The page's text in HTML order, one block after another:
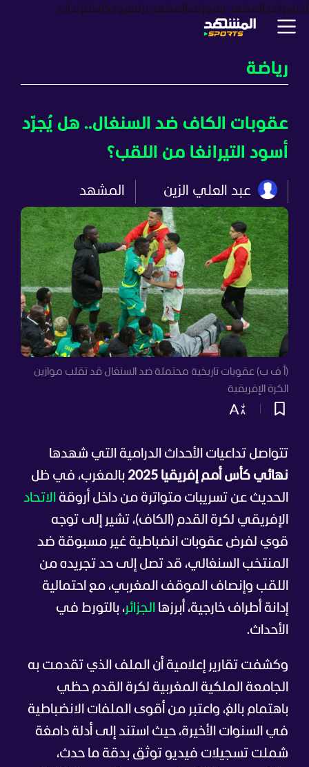
أخبار برامجالمشهد سبورتسالمشهد بزنسبودكاستترندات
رياضة
عقوبات الكاف ضد السنغال.. هل يُجرّد
أسود التيرانغا من اللقب؟
عبد العلي الزين المشهد
(أ ف ب) عقوبات تاريخية محتملة ضد السنغال قد تقلب موازين
الكرة الإفريقية
تتواصل تداعيات الأحداث الدرامية التي شهدها
نهائي كأس أمم إفريقيا 2025
بالمغرب، في ظل
الحديث عن تسريبات متواترة من داخل أروقة الاتحاد
الإفريقي لكرة القدم (الكاف)، تشير إلى توجه
قوي لفرض عقوبات انضباطية غير مسبوقة ضد
المنتخب السنغالي، قد تصل إلى حد تجريده من
اللقب وإنصاف الموقف المغربي، مع احتمالية
إدانة أطراف خارجية، أبرزها الجزائر، بالتورط في
الأحداث.
وكشفت تقارير إعلامية أن الملف الذي تقدمت به
الجامعة الملكية المغربية لكرة القدم حظي
باهتمام بالغ، واعتبر من أقوى الملفات الانضباطية
في السنوات الأخيرة، حيث استند إلى أدلة دامغة
شملت تسجيلات فيديو توثق بدقة ما حدث،